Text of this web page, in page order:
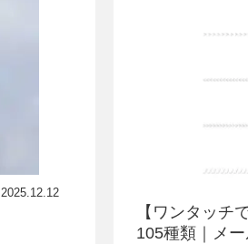
2025.12.12
【ワンタッチ
105種類｜メ